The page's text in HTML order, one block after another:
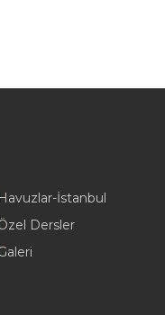
Havuzlar-İstanbul
Dersler